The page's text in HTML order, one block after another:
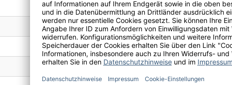
Deutschland
19845
Weinschorle
Riesling